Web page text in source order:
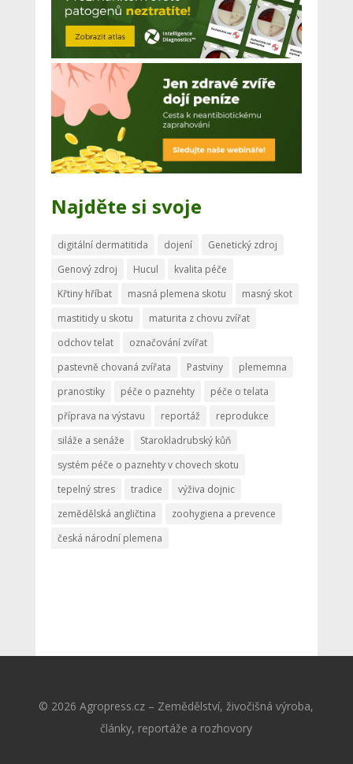
Najděte si svoje
digitální dermatitida dojení
Genetický zdroj
Genový zdroj
Hucul
kvalita péče
Křtiny hříbat
masná plemena skotu
masný skot
mastitidy u skotu
maturita z chovu zvířat
odchov telat
označování zvířat
pastevně chovaná zvířata
Pastviny
plememna
pranostiky
péče o paznehty
péče o telata
příprava na výstavu
reportáž
reprodukce
siláže a senáže
Starokladrubský kůň
systém péče o paznehty v chovech skotu
tepelný stres
tradice
výživa dojnic
zemědělská angličtina
zoohygiena a prevence
česká národní plemena
© 2026 Agropress.cz – Zemědělství, živočišná výroba,
články, reportáže a rozhovory